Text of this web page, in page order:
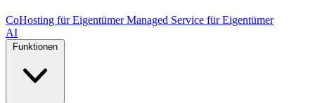
CoHosting für EigentümerManaged Service für Eigentümer
AI